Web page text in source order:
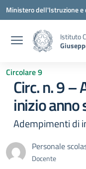
Vai ai contenuti
Vai al menu di navigazione
Vai al footer
Ministero dell'Istruzione e
Istituto
Circolare 9
Circ. n. 9 –
inizio anno
Adempimenti di
Personale
Docente